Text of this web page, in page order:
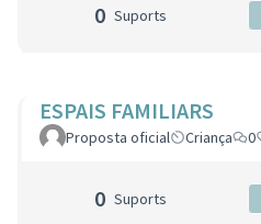
0 Suports
ESPAIS FAMILIARS
Proposta oficial Criança 0
0 Suports